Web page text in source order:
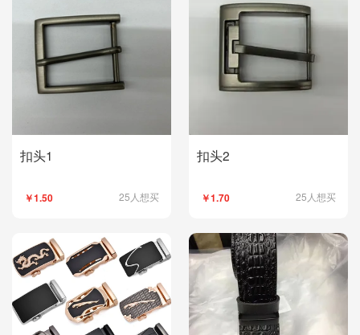
扣头1
￥1.50 25人想买
扣头2
￥1.70 25人想买